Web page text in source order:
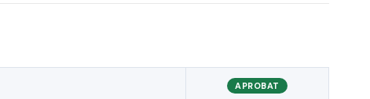
APROBAT